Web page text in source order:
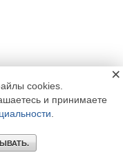
cookies.
и принимаете
×